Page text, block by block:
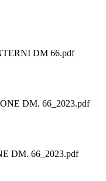
DM 66.pdf
DM. 66_2023.pdf
DM. 66_2023.pdf